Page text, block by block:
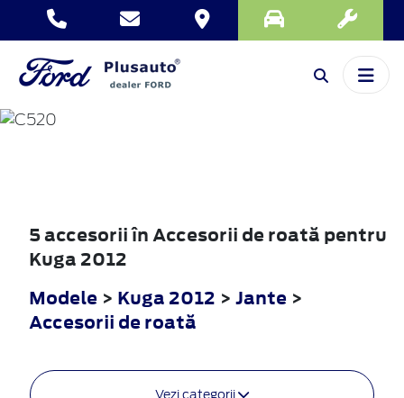
KUGA
5 accesorii în Accesorii de roată pentru
Kuga 2012
Modele > Kuga 2012 > Jante >
Accesorii de roată
Vezi categorii